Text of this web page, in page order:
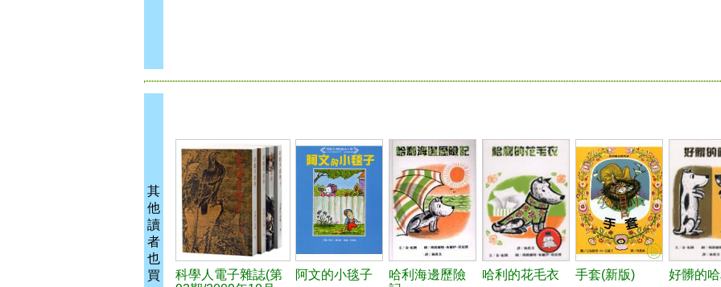
其
他
讀
者
也
買
科學人電子雜誌(第
阿文的小毯子
哈利海邊歷險
哈利的花毛衣 手套(新版) 好髒的